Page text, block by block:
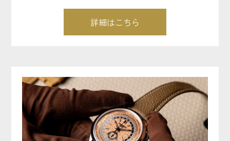
詳細はこちら